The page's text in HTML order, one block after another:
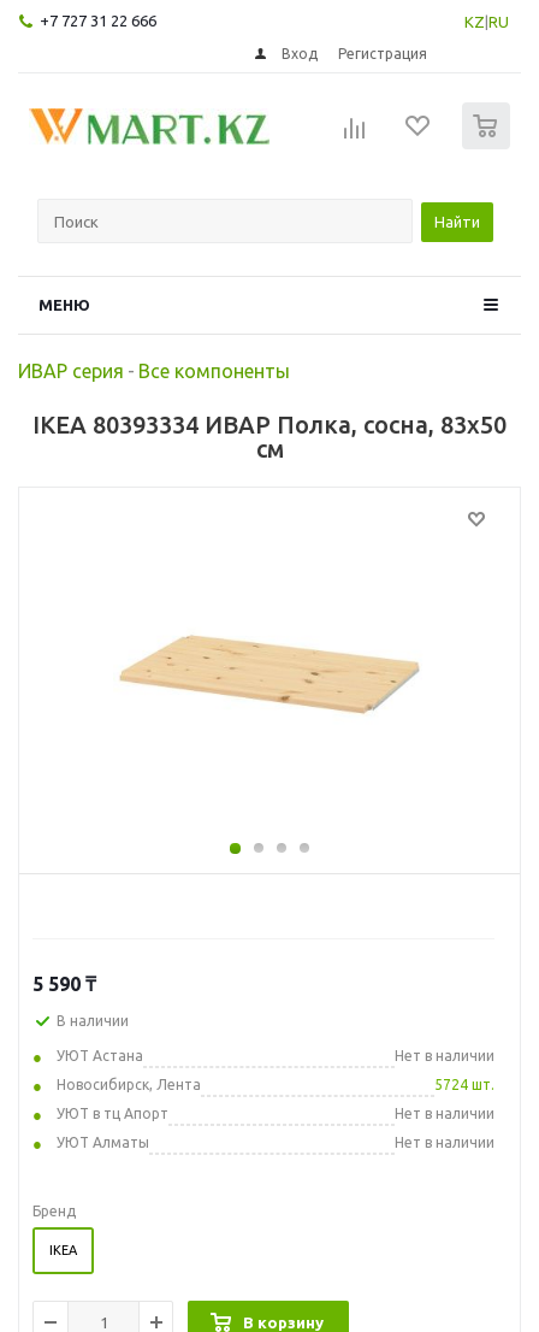
+7 727 31 22 666 KZ RU
Вход Регистрация
Найти
МЕНЮ
ИВАР серия - Все компоненты
IKEA 80393334 ИВАР Полка, сосна, 83x50
см
5 590 ₸
В наличии
УЮТ Астана
Нет в наличии
Новосибирск, Лента
5724 шт.
УЮТ в тц Апорт
Нет в наличии
УЮТ Алматы
Нет в наличии
Бренд
IKEA
В корзину